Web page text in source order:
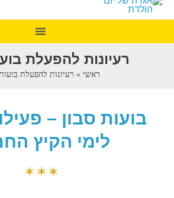
רעיונות להפעלת
ראשי » רעיונות להפעלת
בועות סבון –
לימי הקיץ
✶✶✶